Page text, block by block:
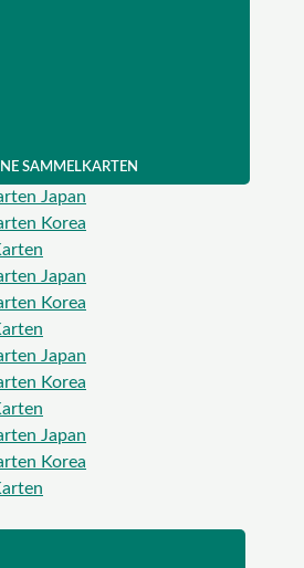
SAMMELKARTEN
Japan
Korea
Japan
Korea
Japan
Korea
Japan
Korea